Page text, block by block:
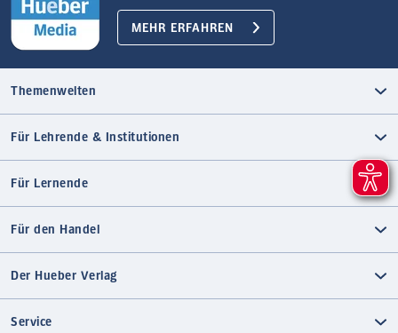
MEHR ERFAHREN
Themenwelten
Für Lehrende & Institutionen
Für Lernende
Für den Handel
Der Hueber Verlag
Service